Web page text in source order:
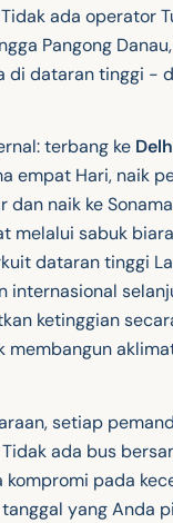
ada operator
Pangong
di dataran tinggi -
terbang ke
empat Hari, naik
dan naik ke
melalui sabuk
dataran tinggi
internasional
ketinggian
membangun
setiap
ada bus
pada
yang Anda